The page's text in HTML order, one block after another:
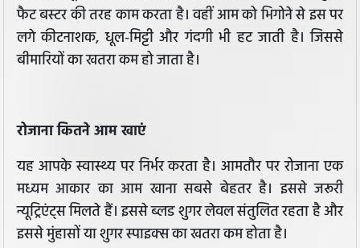
फैट बस्टर की तरह काम करता है। वहीं आम को भिगोने से इस पर
लगे कीटनाशक, धूल-मिट्टी और गंदगी भी हट जाती है। जिससे
बीमारियों का खतरा कम हो जाता है।
रोजाना कितने आम खाएं
यह आपके स्वास्थ्य पर निर्भर करता है। आमतौर पर रोजाना एक
मध्यम आकार का आम खाना सबसे बेहतर है। इससे जरूरी
न्यूट्रिएंट्स मिलते हैं। इससे ब्लड शुगर लेवल संतुलित रहता है और
इससे मुंहासों या शुगर स्पाइक्स का खतरा कम होता है।